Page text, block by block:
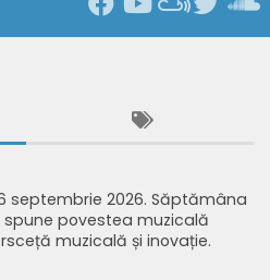
septembrie 2026. Săptămâna
spune povestea muzicală
muzicală și inovație.